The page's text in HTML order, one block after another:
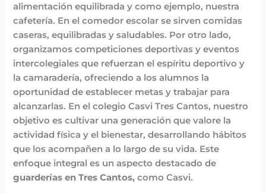
alimentación equilibrada y como ejemplo, nuestra
cafetería. En el comedor escolar se sirven comidas
caseras, equilibradas y saludables. Por otro lado,
organizamos competiciones deportivas y eventos
intercolegiales que refuerzan el espíritu deportivo y
la camaradería, ofreciendo a los alumnos la
oportunidad de establecer metas y trabajar para
alcanzarlas. En el colegio Casvi Tres Cantos, nuestro
objetivo es cultivar una generación que valore la
actividad física y el bienestar, desarrollando hábitos
que los acompañen a lo largo de su vida. Este
enfoque integral es un aspecto destacado de
guarderías en Tres Cantos,como Casvi.